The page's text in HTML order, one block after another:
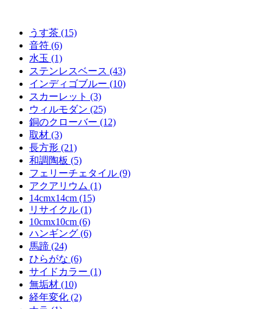
うす茶 (15)
音符 (6)
水玉 (1)
ステンレスベース (43)
インディゴブルー (10)
スカーレット (3)
ウィルモダン (25)
銅のクローバー (12)
取材 (3)
長方形 (21)
和調陶板 (5)
フェリーチェタイル (9)
アクアリウム (1)
14cmx14cm (15)
リサイクル (1)
10cmx10cm (6)
ハンギング (6)
馬蹄 (24)
ひらがな (6)
サイドカラー (1)
無垢材 (10)
経年変化 (2)